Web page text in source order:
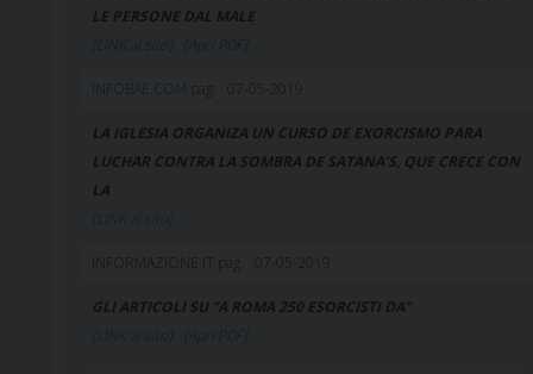
LE PERSONE DAL MALE
[LINK al sito]
[Apri PDF]
INFOBAE.COM pag. · 07-05-2019
LA IGLESIA ORGANIZA UN CURSO DE EXORCISMO PARA
LUCHAR CONTRA LA SOMBRA DE SATANA’S, QUE CRECE CON
LA
[LINK al sito]
INFORMAZIONE.IT pag. · 07-05-2019
GLI ARTICOLI SU “A ROMA 250 ESORCISTI DA”
[LINK al sito]
[Apri PDF]